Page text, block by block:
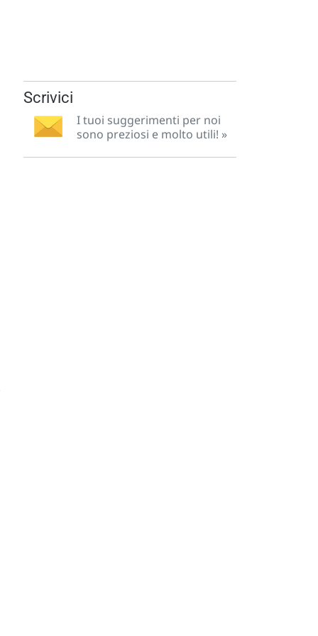
Scrivici
I tuoi suggerimenti per noi
sono preziosi e molto utili! »